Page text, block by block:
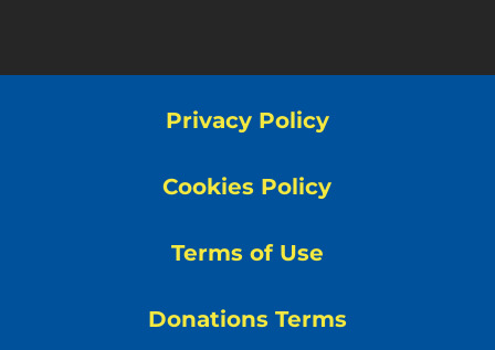
Privacy Policy
Cookies Policy
Terms of Use
Donations Terms